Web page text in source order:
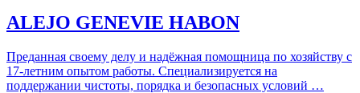
ALEJO GENEVIE HABON
Преданная своему делу и надёжная помощница по хозяйству с
17‑летним опытом работы. Специализируется на
поддержании чистоты, порядка и безопасных условий …